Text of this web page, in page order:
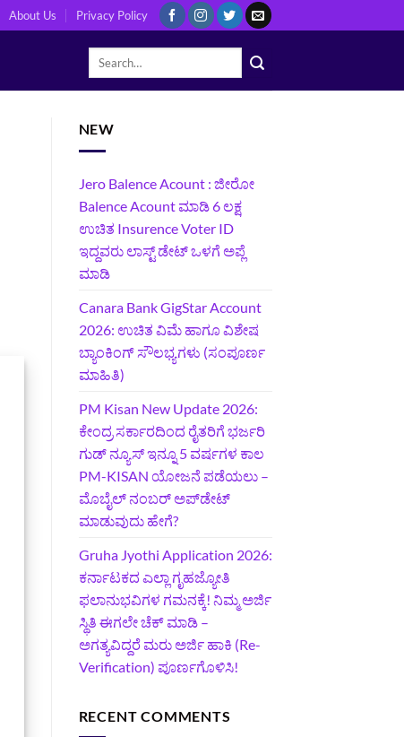
About Us Privacy Policy
NEW
Jero Balence Acount : ಜೀರೋ
Balence Acount ಮಾಡಿ 6 ಲಕ್ಷ
ಉಚಿತ Insurence Voter ID
ಇದ್ದವರು ಲಾಸ್ಟ್‌ ಡೇಟ್‌ ಒಳಗೆ ಅಪ್ಲೆ
ಮಾಡಿ
Canara Bank GigStar Account
2026: ಉಚಿತ ವಿಮೆ ಹಾಗೂ ವಿಶೇಷ
ಬ್ಯಾಂಕಿಂಗ್ ಸೌಲಭ್ಯಗಳು (ಸಂಪೂರ್ಣ
ಮಾಹಿತಿ)
PM Kisan New Update 2026:
ಕೇಂದ್ರ ಸರ್ಕಾರದಿಂದ ರೈತರಿಗೆ ಭರ್ಜರಿ
ಗುಡ್‌ ನ್ಯೂಸ್ ಇನ್ನೂ 5 ವರ್ಷಗಳ ಕಾಲ
PM-KISAN ಯೋಜನೆ ಪಡೆಯಲು –
ಮೊಬೈಲ್ ನಂಬರ್ ಅಪ್‌ಡೇಟ್
ಮಾಡುವುದು ಹೇಗೆ?
‍Gruha Jyothi Application 2026:
ಕರ್ನಾಟಕದ ಎಲ್ಲಾ ಗೃಹಜ್ಯೋತಿ
ಫಲಾನುಭವಿಗಳ ಗಮನಕ್ಕೆ! ನಿಮ್ಮ ಅರ್ಜಿ
ಸ್ಥಿತಿ ಈಗಲೇ ಚೆಕ್ ಮಾಡಿ –
ಅಗತ್ಯವಿದ್ದರೆ ಮರು ಅರ್ಜಿ ಹಾಕಿ (Re-
Verification) ಪೂರ್ಣಗೊಳಿಸಿ!
RECENT COMMENTS